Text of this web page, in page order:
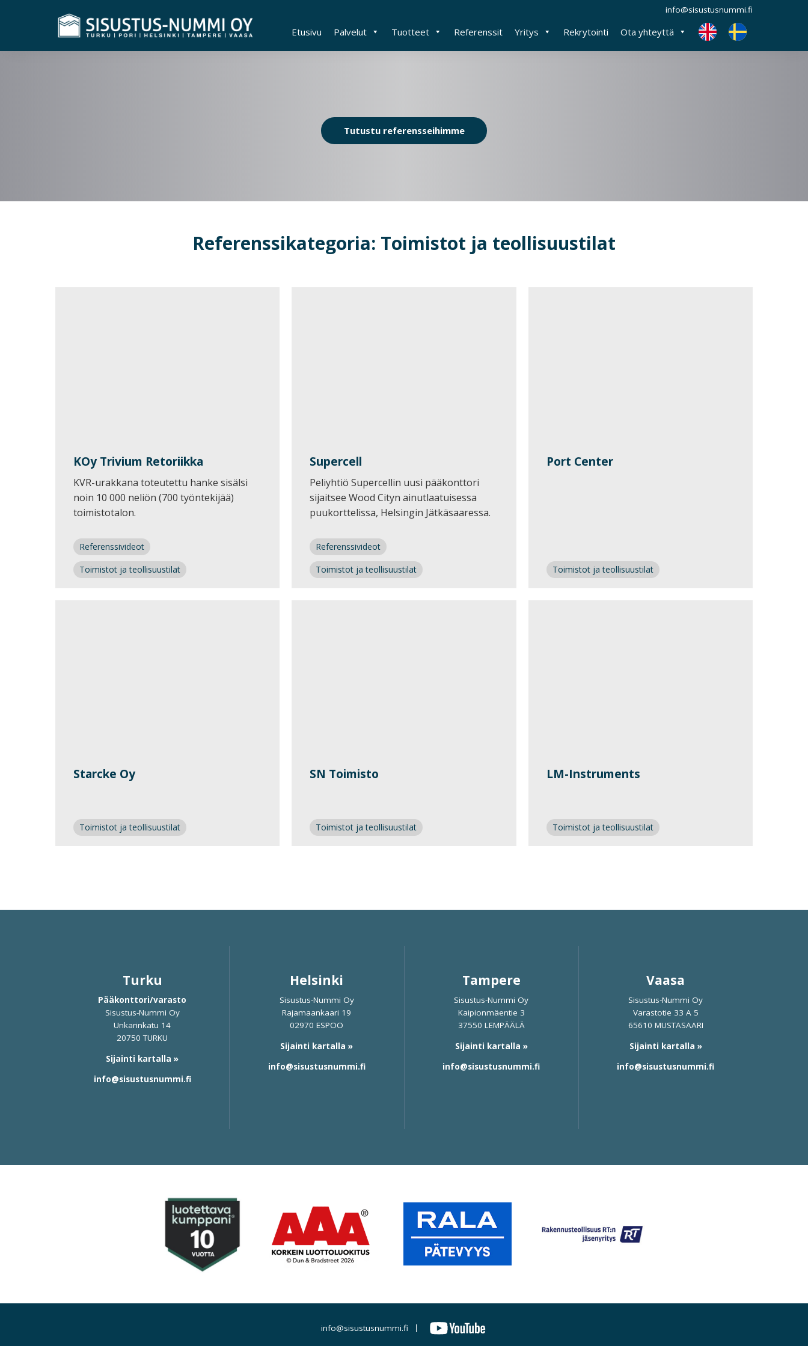
info@sisustusnummi.fi
Etusivu Palvelut Tuotteet Referenssit Yritys Rekrytointi Ota yhteyttä
Tutustu referensseihimme
Referenssikategoria: Toimistot ja teollisuustilat
KOy Trivium Retoriikka
KVR-urakkana toteutettu hanke sisälsi
noin 10 000 neliön (700 työntekijää)
toimistotalon.
Referenssivideot
Toimistot ja teollisuustilat
Supercell
Peliyhtiö Supercellin uusi pääkonttori
sijaitsee Wood Cityn ainutlaatuisessa
puukorttelissa, Helsingin Jätkäsaaressa.
Referenssivideot
Toimistot ja teollisuustilat
Port Center
Toimistot ja teollisuustilat
Starcke Oy
Toimistot ja teollisuustilat
SN Toimisto
Toimistot ja teollisuustilat
LM-Instruments
Toimistot ja teollisuustilat
Turku
Pääkonttori/varasto
Sisustus-Nummi Oy
Unkarinkatu 14
20750 TURKU
Sijainti kartalla »
info@sisustusnummi.fi
Helsinki
Sisustus-Nummi Oy
Rajamaankaari 19
02970 ESPOO
Sijainti kartalla »
info@sisustusnummi.fi
Tampere
Sisustus-Nummi Oy
Kaipionmäentie 3
37550 LEMPÄÄLÄ
Sijainti kartalla »
info@sisustusnummi.fi
Vaasa
Sisustus-Nummi Oy
Varastotie 33 A 5
65610 MUSTASAARI
Sijainti kartalla »
info@sisustusnummi.fi
info@sisustusnummi.fi